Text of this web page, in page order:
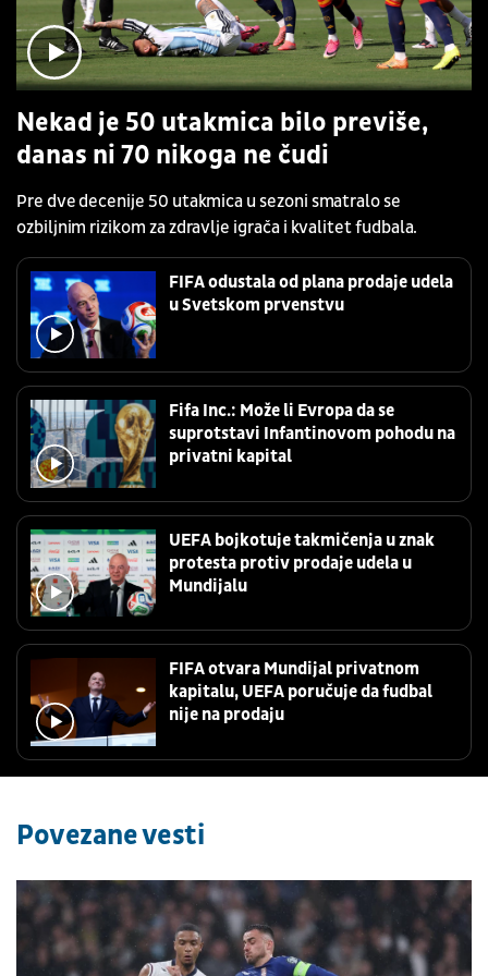
Nekad je 50 utakmica bilo previše,
danas ni 70 nikoga ne čudi
Pre dve decenije 50 utakmica u sezoni smatralo se
ozbiljnim rizikom za zdravlje igrača i kvalitet fudbala.
FIFA odustala od plana prodaje udela
u Svetskom prvenstvu
Fifa Inc.: Može li Evropa da se
suprotstavi Infantinovom pohodu na
privatni kapital
UEFA bojkotuje takmičenja u znak
protesta protiv prodaje udela u
Mundijalu
FIFA otvara Mundijal privatnom
kapitalu, UEFA poručuje da fudbal
nije na prodaju
Povezane vesti